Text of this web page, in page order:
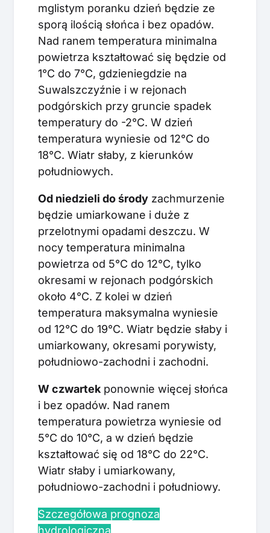
mglistym poranku dzień będzie ze
sporą ilością słońca i bez opadów.
Nad ranem temperatura minimalna
powietrza kształtować się będzie od
1°C do 7°C, gdzieniegdzie na
Suwalszczyźnie i w rejonach
podgórskich przy gruncie spadek
temperatury do -2°C. W dzień
temperatura wyniesie od 12°C do
18°C. Wiatr słaby, z kierunków
południowych.
Od niedzieli do środy zachmurzenie
będzie umiarkowane i duże z
przelotnymi opadami deszczu. W
nocy temperatura minimalna
powietrza od 5°C do 12°C, tylko
okresami w rejonach podgórskich
około 4°C. Z kolei w dzień
temperatura maksymalna wyniesie
od 12°C do 19°C. Wiatr będzie słaby i
umiarkowany, okresami porywisty,
południowo-zachodni i zachodni.
W czwartek ponownie więcej słońca
i bez opadów. Nad ranem
temperatura powietrza wyniesie od
5°C do 10°C, a w dzień będzie
kształtować się od 18°C do 22°C.
Wiatr słaby i umiarkowany,
południowo-zachodni i południowy.
Szczegółowa prognoza
hydrologiczna